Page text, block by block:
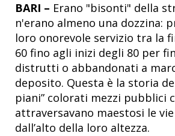
BARI – Erano "bisonti" della
n'erano almeno una dozzina:
loro onorevole servizio tra la
60 fino agli inizi degli 80 per
distrutti o abbandonati a
deposito. Questa è la storia
piani” colorati mezzi pubblici
attraversavano maestosi le
dall’alto della loro altezza.